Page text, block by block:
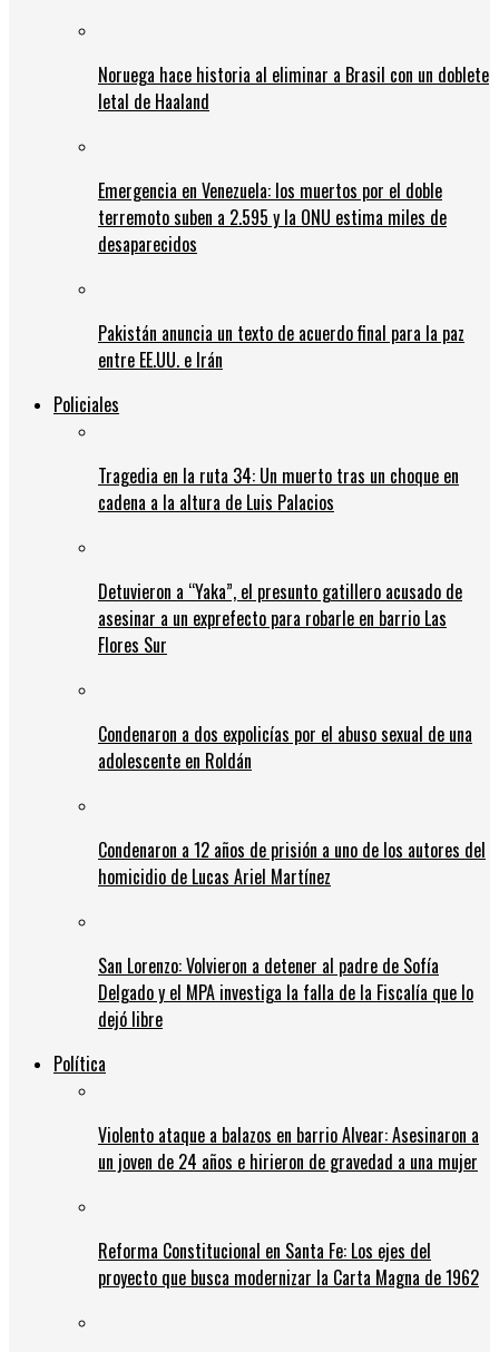
Noruega hace historia al eliminar a Brasil con un doblete
letal de Haaland
Emergencia en Venezuela: los muertos por el doble
terremoto suben a 2.595 y la ONU estima miles de
desaparecidos
Pakistán anuncia un texto de acuerdo final para la paz
entre EE.UU. e Irán
Policiales
Tragedia en la ruta 34: Un muerto tras un choque en
cadena a la altura de Luis Palacios
Detuvieron a “Yaka”, el presunto gatillero acusado de
asesinar a un exprefecto para robarle en barrio Las
Flores Sur
Condenaron a dos expolicías por el abuso sexual de una
adolescente en Roldán
Condenaron a 12 años de prisión a uno de los autores del
homicidio de Lucas Ariel Martínez
San Lorenzo: Volvieron a detener al padre de Sofía
Delgado y el MPA investiga la falla de la Fiscalía que lo
dejó libre
Política
Violento ataque a balazos en barrio Alvear: Asesinaron a
un joven de 24 años e hirieron de gravedad a una mujer
Reforma Constitucional en Santa Fe: Los ejes del
proyecto que busca modernizar la Carta Magna de 1962